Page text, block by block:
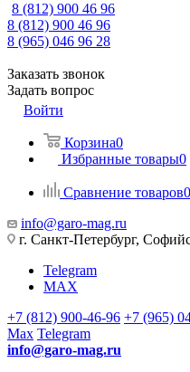
8 (812) 900 46 96
8 (812) 900 46 96
8 (965) 046 96 28
Заказать звонок
Задать вопрос
Войти
Корзина0
Избранные товары0
Сравнение товаров0
info@garo-mag.ru
г. Санкт-Петербург,
Telegram
MAX
+7 (812) 900-46-96 +7 (965)
Max Telegram
info@garo-mag.ru